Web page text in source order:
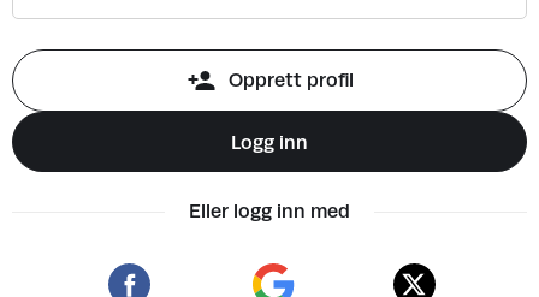
Opprett profil
Logg inn
Eller logg inn med